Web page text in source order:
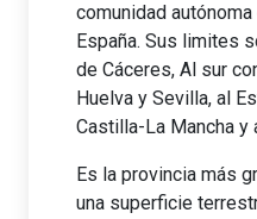
comunidad
España. Sus limites
de Cáceres, Al sur
Huelva y Sevilla, al
Castilla-La Mancha y
Es la provincia más
una superficie